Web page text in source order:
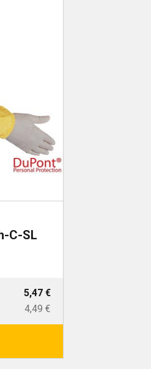
C-SL
5,47 €
4,49 €